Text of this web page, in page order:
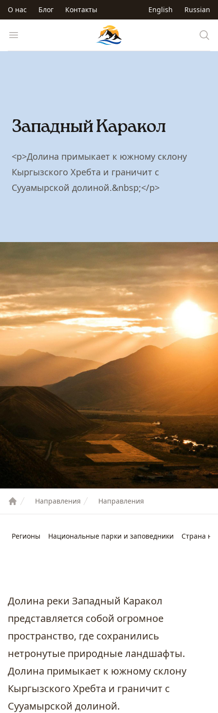
Перейти к основному содержанию
О нас Блог Контакты English Russian
Open menu Trip to Kyrgyzstan
Западный Каракол
<p>Долина примыкает к южному склону
Кыргызского Хребта и граничит с
Сууамырской долиной.&nbsp;</p>
Направления Направления
Регионы Национальные парки и заповедники Страна
Долина реки Западный Каракол
представляется собой огромное
пространство, где сохранились
нетронутые природные ландшафты.
Долина примыкает к южному склону
Кыргызского Хребта и граничит с
Сууамырской долиной.